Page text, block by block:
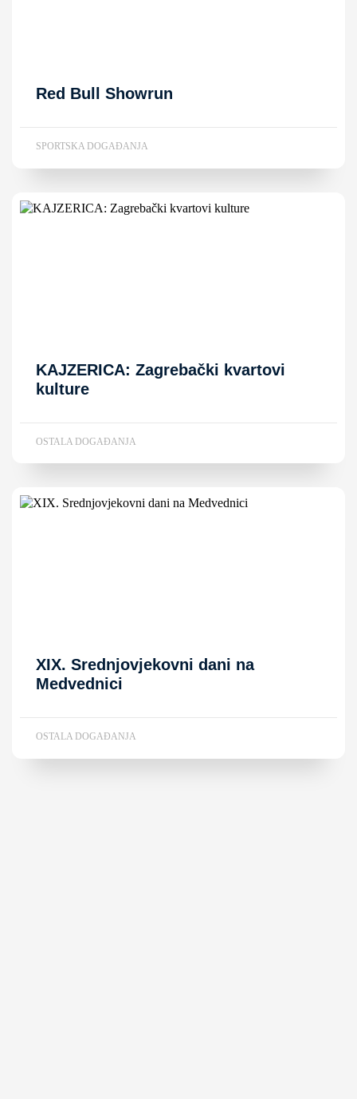
Red Bull Showrun
SPORTSKA DOGAĐANJA
KAJZERICA: Zagrebački kvartovi
kulture
OSTALA DOGAĐANJA
XIX. Srednjovjekovni dani na
Medvednici
OSTALA DOGAĐANJA